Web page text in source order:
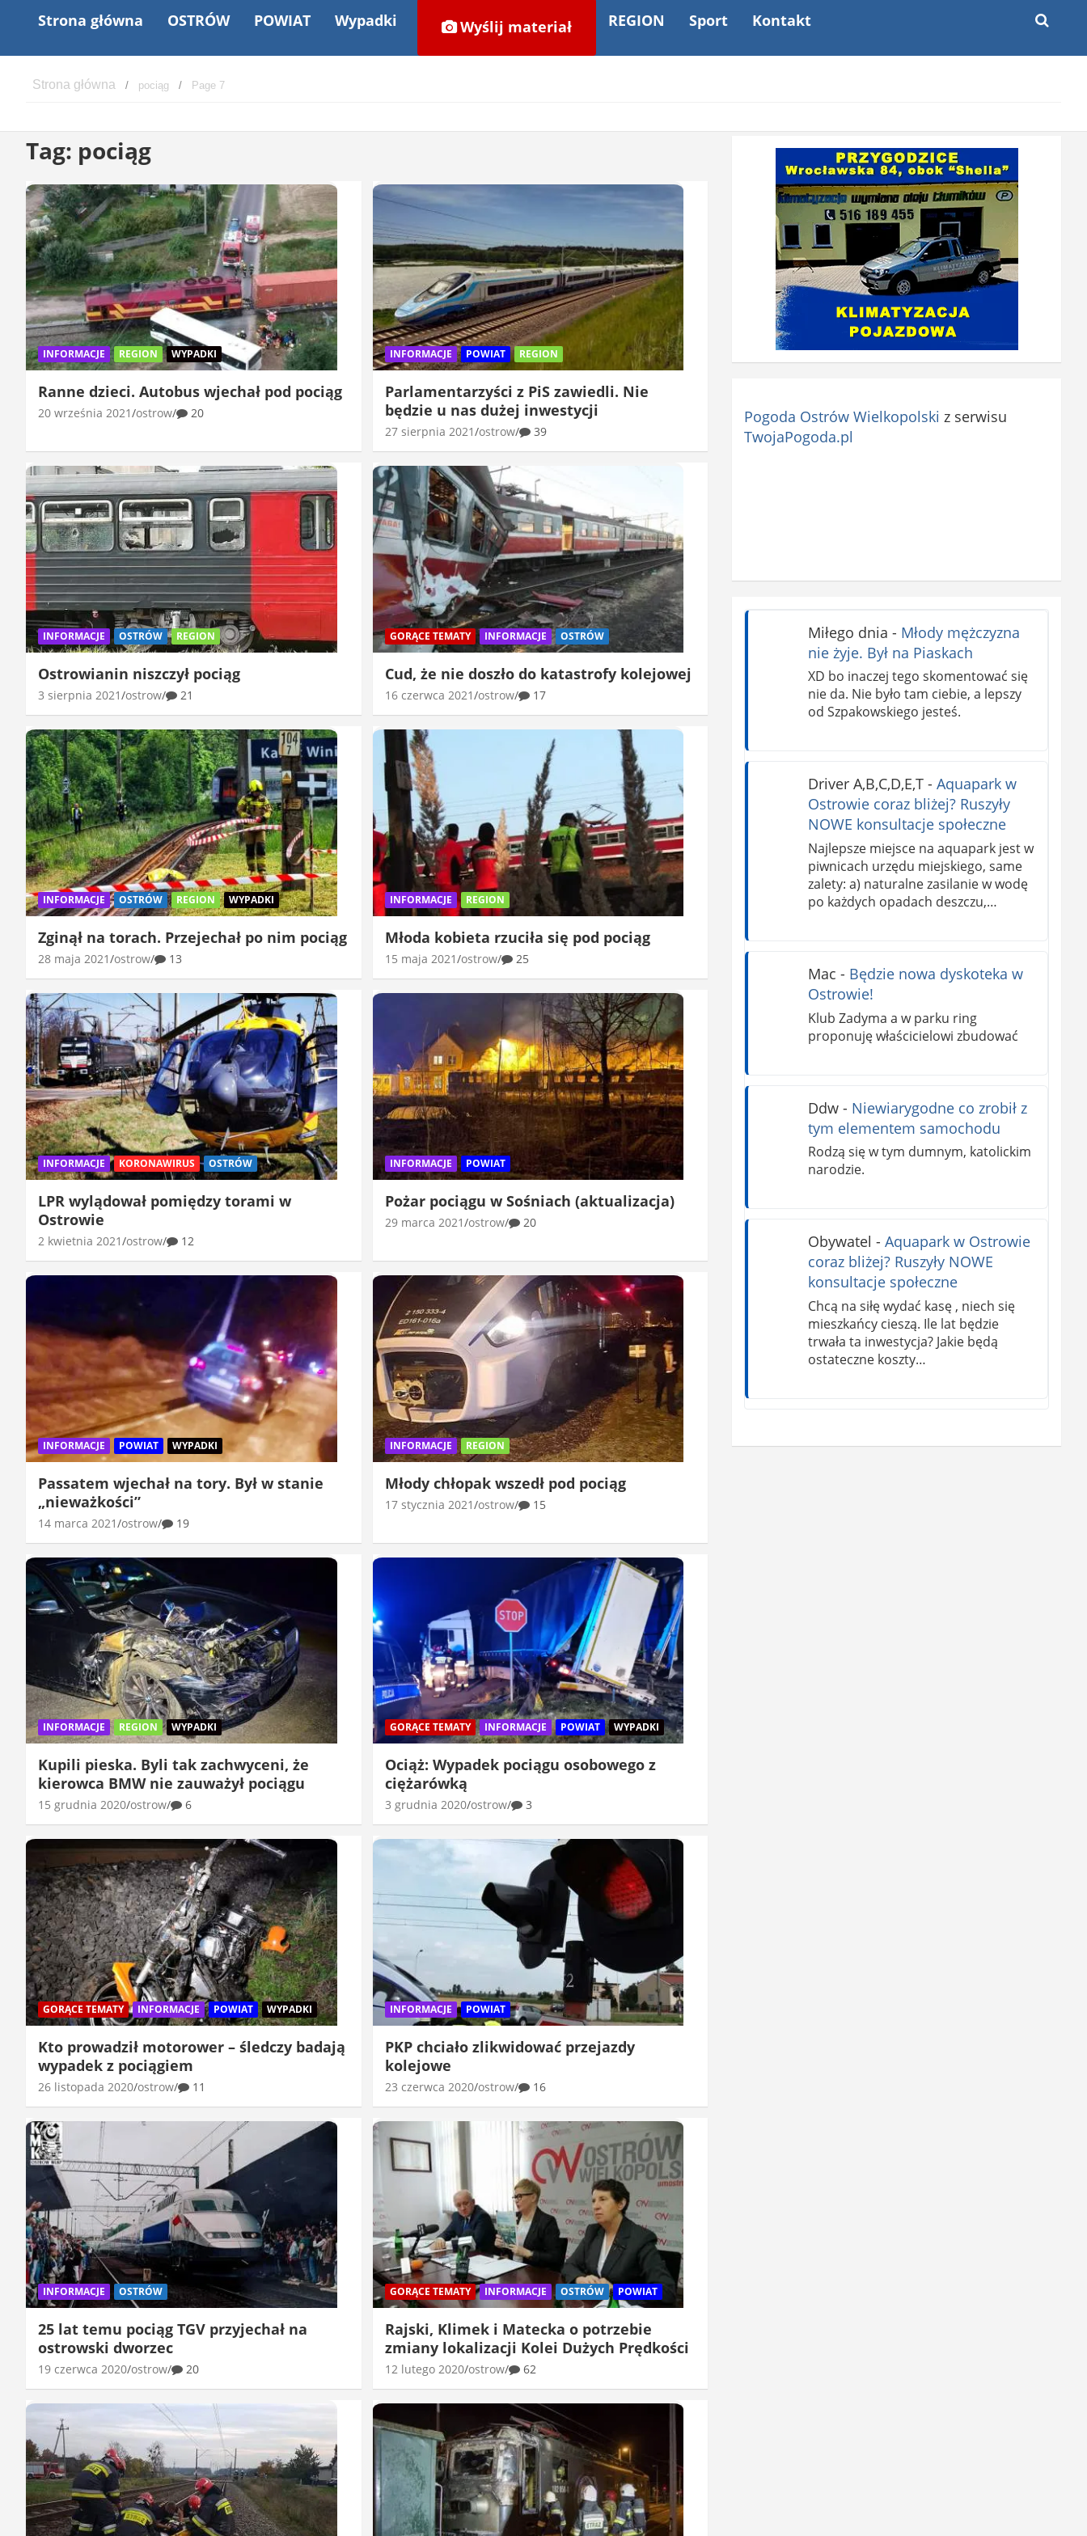
Strona główna OSTRÓW POWIAT Wypadki Wyślij materiał REGION Sport Kontakt
pociąg Page 7
Tag: pociąg
INFORMACJE REGION WYPADKI
Ranne dzieci. Autobus wjechał pod pociąg
20 września 2021 ostrow 20
INFORMACJE POWIAT REGION
Parlamentarzyści z PiS zawiedli. Nie
będzie u nas dużej inwestycji
27 sierpnia 2021 ostrow 39
INFORMACJE OSTRÓW REGION
Ostrowianin niszczył pociąg
3 sierpnia 2021 ostrow 21
GORĄCE TEMATY INFORMACJE OSTRÓW
Cud, że nie doszło do katastrofy kolejowej
16 czerwca 2021 ostrow 17
INFORMACJE OSTRÓW REGION WYPADKI
Zginął na torach. Przejechał po nim pociąg
28 maja 2021 ostrow 13
INFORMACJE REGION
Młoda kobieta rzuciła się pod pociąg
15 maja 2021 ostrow 25
INFORMACJE KORONAWIRUS OSTRÓW
LPR wylądował pomiędzy torami w
Ostrowie
2 kwietnia 2021 ostrow 12
INFORMACJE POWIAT
Pożar pociągu w Sośniach (aktualizacja)
29 marca 2021 ostrow 20
INFORMACJE POWIAT WYPADKI
Passatem wjechał na tory. Był w stanie
„nieważkości”
14 marca 2021 ostrow 19
INFORMACJE REGION
Młody chłopak wszedł pod pociąg
17 stycznia 2021 ostrow 15
INFORMACJE REGION WYPADKI
Kupili pieska. Byli tak zachwyceni, że
kierowca BMW nie zauważył pociągu
15 grudnia 2020 ostrow 6
GORĄCE TEMATY INFORMACJE POWIAT WYPADKI
Ociąż: Wypadek pociągu osobowego z
ciężarówką
3 grudnia 2020 ostrow 3
GORĄCE TEMATY INFORMACJE POWIAT WYPADKI
Kto prowadził motorower – śledczy badają
wypadek z pociągiem
26 listopada 2020 ostrow 11
INFORMACJE POWIAT
PKP chciało zlikwidować przejazdy
kolejowe
23 czerwca 2020 ostrow 16
INFORMACJE OSTRÓW
25 lat temu pociąg TGV przyjechał na
ostrowski dworzec
19 czerwca 2020 ostrow 20
GORĄCE TEMATY INFORMACJE OSTRÓW POWIAT
Rajski, Klimek i Matecka o potrzebie
zmiany lokalizacji Kolei Dużych Prędkości
12 lutego 2020 ostrow 62
Pogoda Ostrów Wielkopolski z serwisu
TwojaPogoda.pl
Miłego dnia - Młody mężczyzna
nie żyje. Był na Piaskach
XD bo inaczej tego skomentować się
nie da. Nie było tam ciebie, a lepszy
od Szpakowskiego jesteś.
Driver A,B,C,D,E,T- Aquapark w
Ostrowie coraz bliżej? Ruszyły
NOWE konsultacje społeczne
Najlepsze miejsce na aquapark jest w
piwnicach urzędu miejskiego, same
zalety: a) naturalne zasilanie w wodę
po każdych opadach deszczu,…
Mac - Będzie nowa dyskoteka w
Ostrowie!
Klub Zadyma a w parku ring
proponuję właścicielowi zbudować
Ddw- Niewiarygodne co zrobił z
tym elementem samochodu
Rodzą się w tym dumnym, katolickim
narodzie.
Obywatel - Aquapark w Ostrowie
coraz bliżej? Ruszyły NOWE
konsultacje społeczne
Chcą na siłę wydać kasę , niech się
mieszkańcy cieszą. Ile lat będzie
trwała ta inwestycja? Jakie będą
ostateczne koszty…